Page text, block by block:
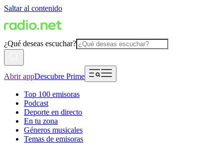
Saltar al contenido
¿Qué deseas escuchar?
Abrir appDescubre Prime
Top 100 emisoras
Podcast
Deporte en directo
En tu zona
Géneros musicales
Temas de emisoras